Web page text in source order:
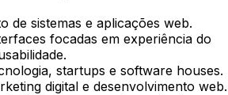
de sistemas e aplicações web.
focadas em experiência do
startups e software houses.
digital e desenvolvimento web.